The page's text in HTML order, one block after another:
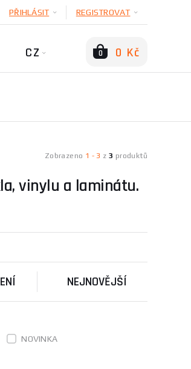
PŘIHLÁSIT REGISTROVAT
CZ 0 0 Kč
Zobrazeno 1 - 3 z 3 produktů
vinylu a laminátu.
NEJNOVĚJŠÍ
NOVINKA